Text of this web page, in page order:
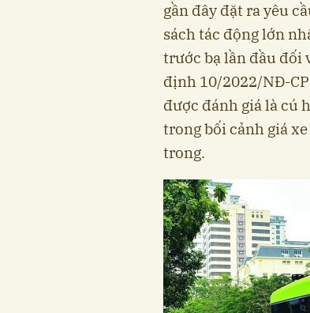
gần đây đặt ra yêu
sách tác động lớn
trước bạ lần đầu đối
định 10/2022/NĐ-
được đánh giá là cú
trong bối cảnh giá
trong.